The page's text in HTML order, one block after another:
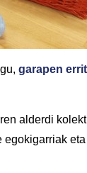
garapen
alderdi